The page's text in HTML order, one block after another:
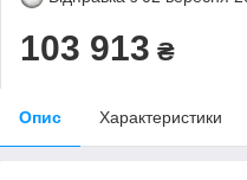
103 913 ₴
Опис Характеристики